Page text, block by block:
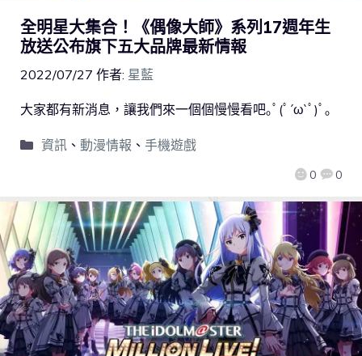
全明星大集合！《偶像大師》系列17週年生
放送公布旗下五大品牌最新情報
2022/07/27 作者: 星藍
0 0
大家都有新消息，讓我們來一個個慢慢看吧｡ﾟ(ﾟ´ω`ﾟ)ﾟ｡
資訊、 動漫情報 、 手機遊戲